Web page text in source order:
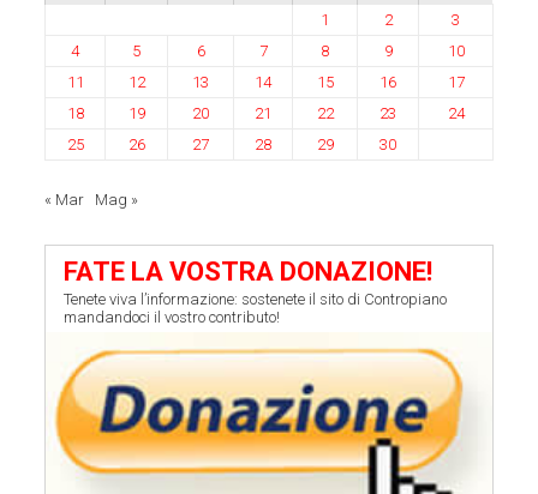
1 2
3
4
5 6 7 8 9
10
11
12 13 14 15 16
17
18
19 20 21 22 23
24
25
26 27 28 29 30
« Mar Mag »
FATE LA VOSTRA DONAZIONE!
Tenete viva l’informazione: sostenete il sito di Contropiano
mandandoci il vostro contributo!